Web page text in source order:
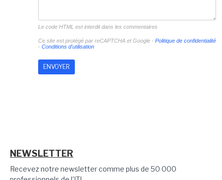
Le code HTML est interdit dans les commentaires
Ce site est protégé par reCAPTCHA et Google - Politique de confidentialité
- Conditions d'utilisation
NEWSLETTER
Recevez notre newsletter comme plus de 50 000